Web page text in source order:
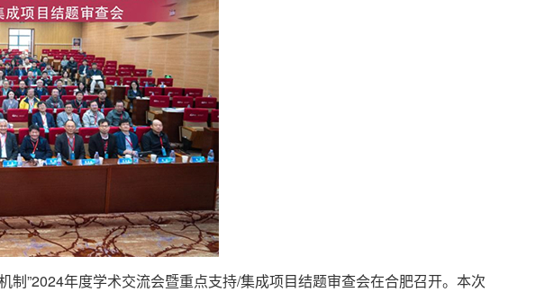
”2024年度学术交流会暨重点支持/集成项目结题审查会在合肥召开。本次